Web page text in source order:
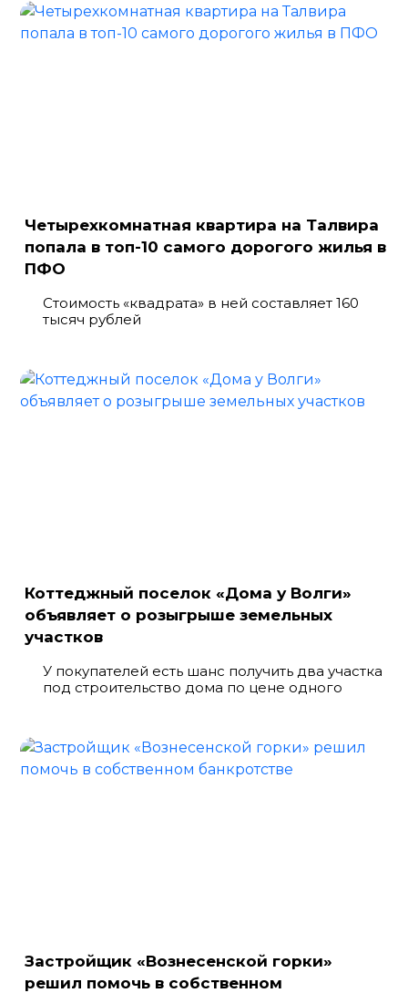
Четырехкомнатная квартира на Талвира
попала в топ-10 самого дорогого жилья в
ПФО
Стоимость «квадрата» в ней составляет 160
тысяч рублей
Коттеджный поселок «Дома у Волги»
объявляет о розыгрыше земельных
участков
У покупателей есть шанс получить два участка
под строительство дома по цене одного
Застройщик «Вознесенской горки»
решил помочь в собственном